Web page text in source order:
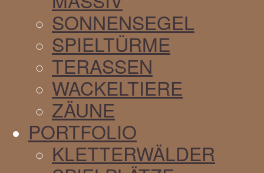
SONNENSEGEL
SPIELTÜRME
TERASSEN
WACKELTIERE
ZÄUNE
PORTFOLIO
KLETTERWÄLDER